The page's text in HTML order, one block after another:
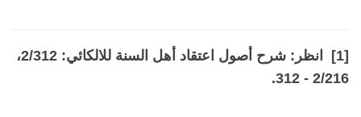
[1] انظر: شرح أصول اعتقاد أهل السنة للالكائي: 2/312،
2/216 - 312.